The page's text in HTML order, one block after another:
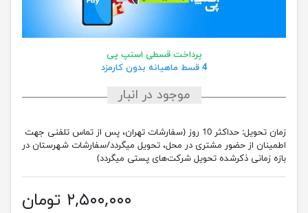
پرداخت قسطی اسنپ پی
4 قسط ماهیانه بدون کارمزد
موجود در انبار
زمان تحویل:
حداکثر 10 روز (سفارشات تهران، پس از تماس تلفنی جهت
اطمینان از حضور مشتری در محل، تحویل میگردد/سفارشات شهرستان در
بازه زمانی ذکرشده تحویل شرکت‌های پستی میگردد)
۲,۵۰۰,۰۰۰ تومان